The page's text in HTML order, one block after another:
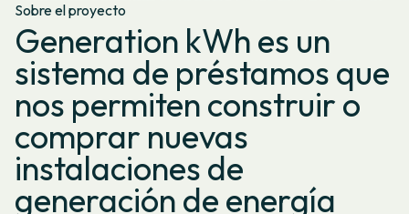
Sobre el proyecto
Generation kWh es un
sistema de préstamos que
nos permiten construir o
comprar nuevas
instalaciones de
generación de energía